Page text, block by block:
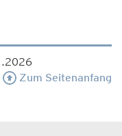
Zum Seitenanfang